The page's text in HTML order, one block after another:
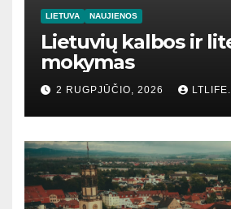
LIETUVA NAUJIENOS
Lietuvių kalbos ir
mokymas
2 RUGPJŪČIO, 2026